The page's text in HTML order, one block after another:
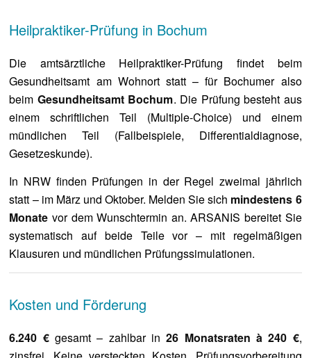
Heilpraktiker-Prüfung in Bochum
Die amtsärztliche Heilpraktiker-Prüfung findet beim
Gesundheitsamt am Wohnort statt – für Bochumer also
beim Gesundheitsamt Bochum. Die Prüfung besteht aus
einem schriftlichen Teil (Multiple-Choice) und einem
mündlichen Teil (Fallbeispiele, Differentialdiagnose,
Gesetzeskunde).
In NRW finden Prüfungen in der Regel zweimal jährlich
statt – im März und Oktober. Melden Sie sich mindestens 6
Monate vor dem Wunschtermin an. ARSANIS bereitet Sie
systematisch auf beide Teile vor – mit regelmäßigen
Klausuren und mündlichen Prüfungssimulationen.
Kosten und Förderung
6.240 €gesamt – zahlbar in26 Monatsraten à 240 €,